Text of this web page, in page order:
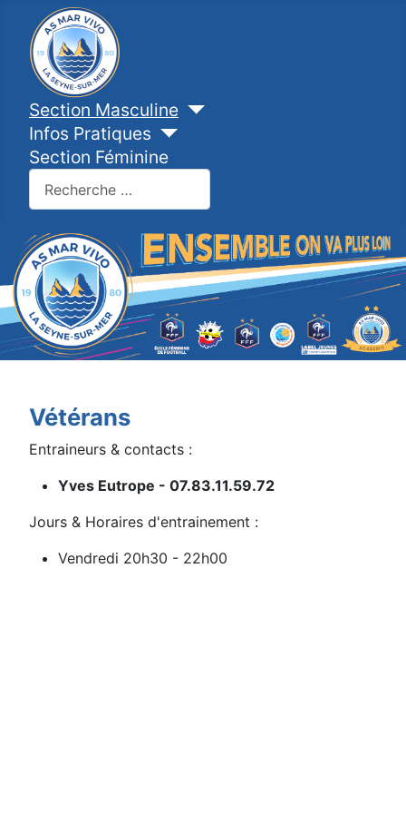
Section Masculine
Infos Pratiques
Section Féminine
Vétérans
Entraineurs & contacts :
Yves Eutrope - 07.83.11.59.72
Jours & Horaires d'entrainement :
Vendredi 20h30 - 22h00